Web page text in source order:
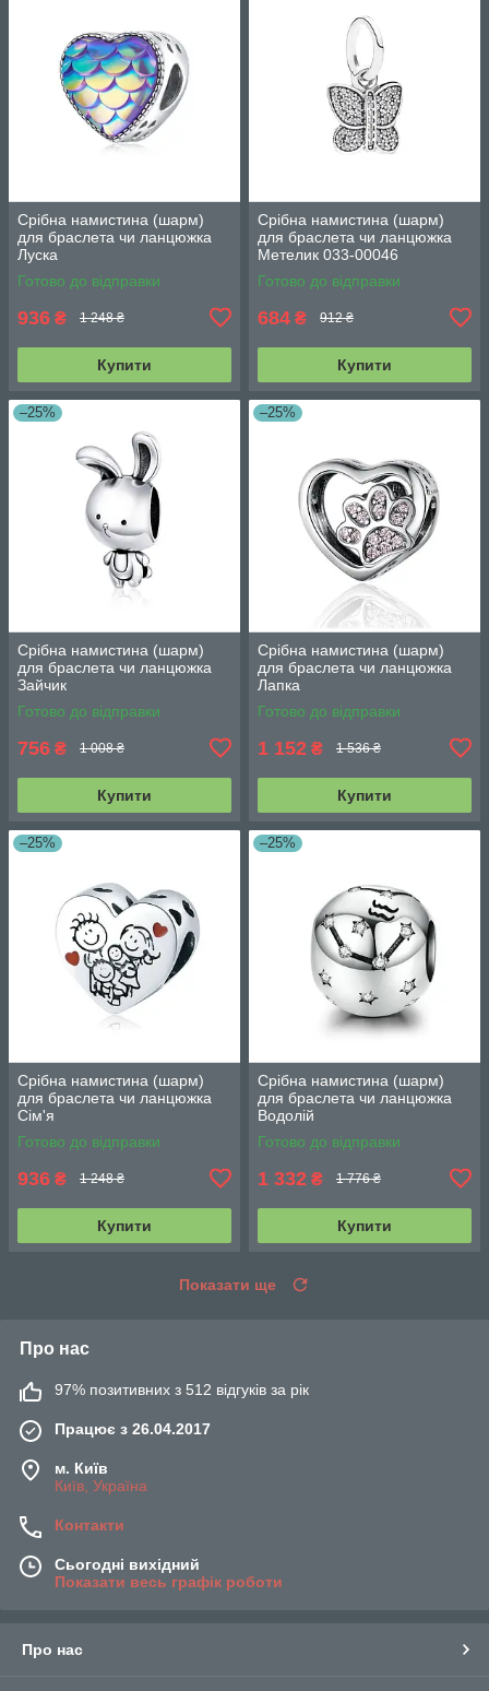
Срібна намистина (шарм)
для браслета чи ланцюжка
Луска
Готово до відправки
936 ₴ 1 248 ₴
Купити
Срібна намистина (шарм)
для браслета чи ланцюжка
Метелик 033-00046
Готово до відправки
684 ₴ 912 ₴
Купити
–25%
Срібна намистина (шарм)
для браслета чи ланцюжка
Зайчик
Готово до відправки
756 ₴ 1 008 ₴
Купити
–25%
Срібна намистина (шарм)
для браслета чи ланцюжка
Лапка
Готово до відправки
1 152 ₴ 1 536 ₴
Купити
–25%
Срібна намистина (шарм)
для браслета чи ланцюжка
Сім'я
Готово до відправки
936 ₴ 1 248 ₴
Купити
–25%
Срібна намистина (шарм)
для браслета чи ланцюжка
Водолій
Готово до відправки
1 332 ₴ 1 776 ₴
Купити
Показати ще
Про нас
97% позитивних з 512 відгуків за рік
Працює з 26.04.2017
м. Київ
Київ, Україна
Контакти
Сьогодні вихідний
Показати весь графік роботи
Про нас